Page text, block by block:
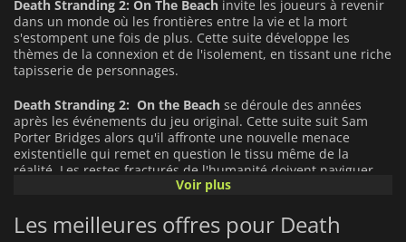
Death Stranding 2: On The Beach invite les joueurs à revenir
dans un monde où les frontières entre la vie et la mort
s'estompent une fois de plus. Cette suite développe les
thèmes de la connexion et de l'isolement, en tissant une riche
tapisserie de personnages.
Death Stranding 2: On the Beach se déroule des années
après les événements du jeu original. Cette suite suit Sam
Porter Bridges alors qu'il affronte une nouvelle menace
existentielle qui remet en question le tissu même de la
réalité. Les restes fracturés de l'humanité doivent naviguer
dans ce qui reste d'une Amérique brisée, mais aussi dans le
mondes où les traumatismes du passé et les destins futurs
s'entrechoquent. Le jeu explore les thèmes de l'isolement, de
Voir plus
Les meilleures offres pour Death